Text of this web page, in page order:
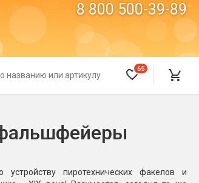
8 800 500-39-89
Все для праздника
Фонтаны в торт (холодные)
65
пиротехнических факелов и